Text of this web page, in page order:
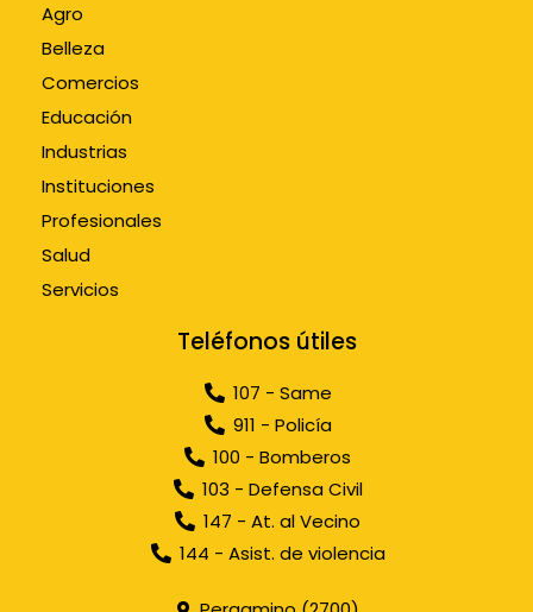
Agro
Belleza
Comercios
Educación
Industrias
Instituciones
Profesionales
Salud
Servicios
Teléfonos útiles
107 - Same
911 - Policía
100 - Bomberos
103 - Defensa Civil
147 - At. al Vecino
144 - Asist. de violencia